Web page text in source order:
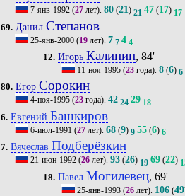
7-янв-1992(27лет). 80(21) 21 47(17) 17
69. Данил Степанов
25-янв-2000(19лет). 7 7 4 4
12. Игорь Калинин, 84'
11-ноя-1995 (23 года).8 (6) 6
80. Егор Сорокин
4-ноя-1995(23года). 42 24 29 18
6. Евгений Башкиров
6-июл-1991 (27лет). 68(9) 9 55(6) 6
7. Вячеслав Подберёзкин
21-июн-1992(26лет). 93(26) 19 69(22)
18. Павел Могилевец, 69'
25-янв-1993 (26 лет). 106 (49